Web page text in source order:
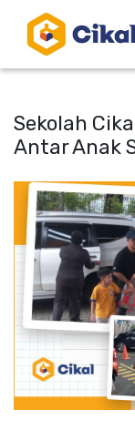
Sekolah
Antar Anak